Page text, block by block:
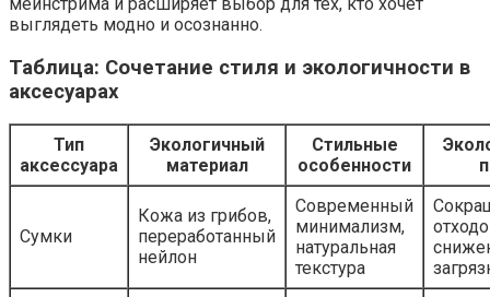
выглядеть модно и осознанно.
Таблица: Сочетание стиля и экологичности в
аксесуарах
Тип
аксессуара
Экологичный
материал
Стильные
особенности
Сумки
Кожа из грибов,
переработанный
нейлон
Современный
минимализм,
натуральная
текстура